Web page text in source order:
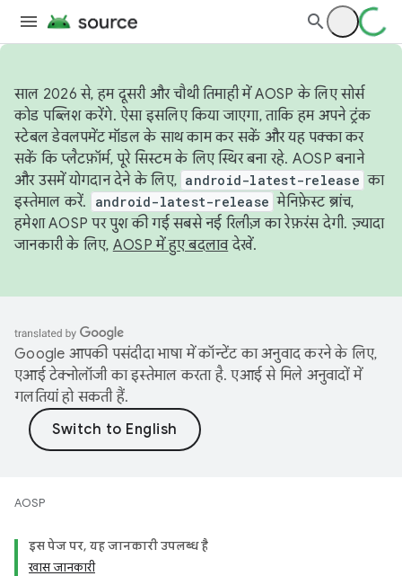
साल 2026 से, हम दूसरी और चौथी तिमाही में AOSP के लिए सोर्स
कोड पब्लिश करेंगे. ऐसा इसलिए किया जाएगा, ताकि हम अपने ट्रंक
स्टेबल डेवलपमेंट मॉडल के साथ काम कर सकें और यह पक्का कर
सकें कि प्लैटफ़ॉर्म, पूरे सिस्टम के लिए स्थिर बना रहे. AOSP बनाने
और उसमें योगदान देने के लिए, android-latest-release का
इस्तेमाल करें.
android-latest-release मेनिफ़ेस्ट ब्रांच,
हमेशा AOSP पर पुश की गई सबसे नई रिलीज़ का रेफ़रंस देगी. ज़्यादा
जानकारी के लिए, AOSP में हुए बदलावदेखें.
Google आपकी पसंदीदा भाषा में कॉन्टेंट का अनुवाद करने के लिए,
एआई टेक्नोलॉजी का इस्तेमाल करता है. एआई से मिले अनुवादों में
गलतियां हो सकती हैं.
AOSP
इस पेज पर, यह जानकारी उपलब्ध है
खास जानकारी